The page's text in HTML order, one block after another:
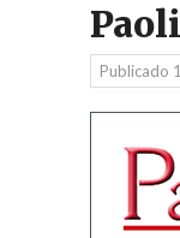
Publicado